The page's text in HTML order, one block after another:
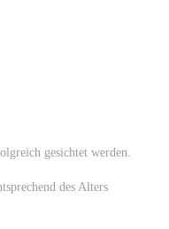
gesichtet werden.
des Alters